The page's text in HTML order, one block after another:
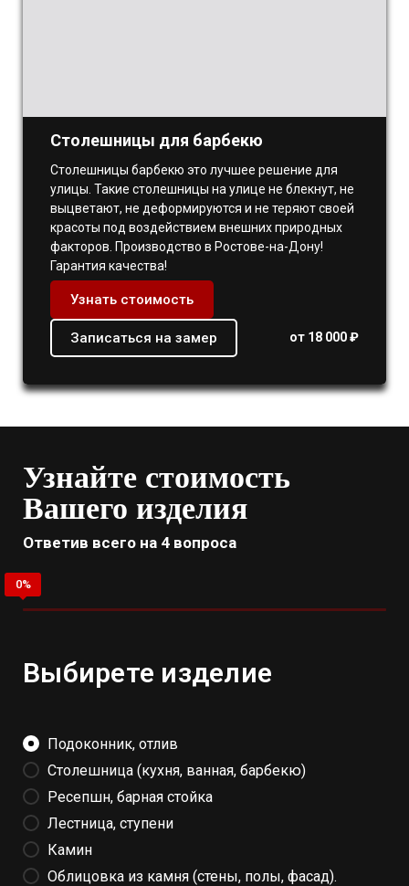
Столешницы для барбекю
Столешницы барбекю это лучшее решение для
улицы. Такие столешницы на улице не блекнут, не
выцветают, не деформируются и не теряют своей
красоты под воздействием внешних природных
факторов. Производство в Ростове-на-Дону!
Гарантия качества!
Узнать стоимость
Записаться на замер от 18 000 ₽
Ответив всего на 4 вопроса
Узнайте стоимость
Вашего изделия
Выбирете изделие
Подоконник, отлив
Столешница (кухня, ванная, барбекю)
Ресепшн, барная стойка
Лестница, ступени
Камин
Облицовка из камня (стены, полы, фасад).